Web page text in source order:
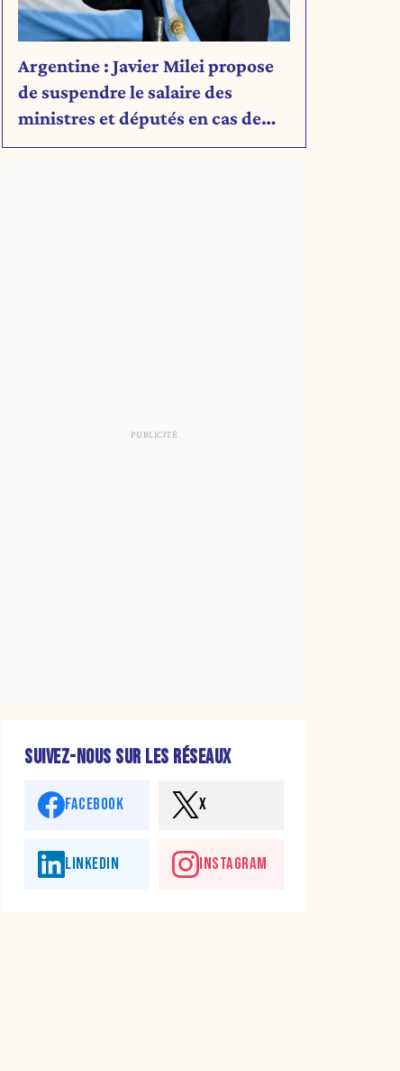
Argentine : Javier Milei propose
de suspendre le salaire des
ministres et députés en cas de
déficit budgétaire
SUIVEZ-NOUS SUR LES RÉSEAUX
FACEBOOK X
LINKEDIN INSTAGRAM